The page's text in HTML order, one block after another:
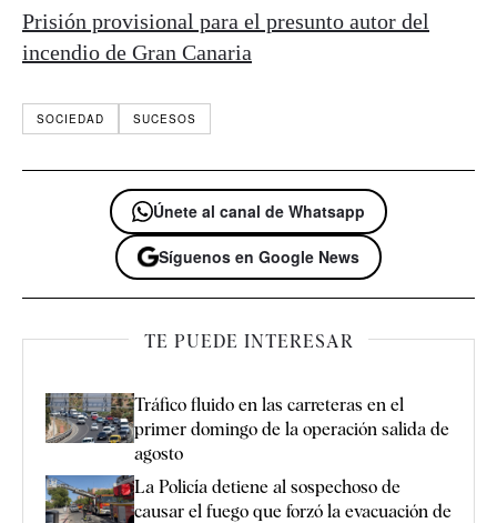
Prisión provisional para el presunto autor del
incendio de Gran Canaria
SOCIEDAD SUCESOS
Únete al canal de Whatsapp
Síguenos en Google News
TE PUEDE INTERESAR
Tráfico fluido en las carreteras en el
primer domingo de la operación salida de
agosto
La Policía detiene al sospechoso de
causar el fuego que forzó la evacuación de